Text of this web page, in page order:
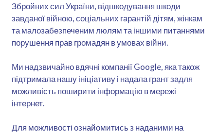
Збройних сил України, відшкодування шкоди
завданої війною, соціальних гарантій дітям, жінкам
та малозабезпеченим люлям та іншими питаннями
порушення прав громадян в умовах війни.
Ми надзвичайно вдячні компанії Google, яка також
підтримала нашу ініціативу і надала грант задля
можливість поширити інформацію в мережі
інтернет.
Для можливості ознайомитись з наданими на